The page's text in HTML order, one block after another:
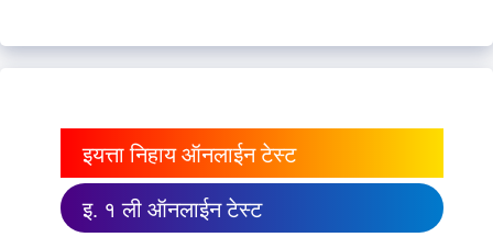
इयत्ता निहाय ऑनलाईन टेस्ट
इ. १ ली ऑनलाईन टेस्ट